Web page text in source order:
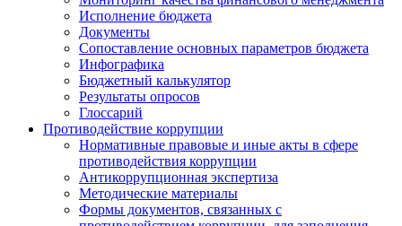
Исполнение бюджета
Документы
Сопоставление основных параметров бюджета
Инфографика
Бюджетный калькулятор
Результаты опросов
Глоссарий
Противодействие коррупции
Нормативные правовые и иные акты в сфере
противодействия коррупции
Антикоррупционная экспертиза
Методические материалы
Формы документов, связанных с